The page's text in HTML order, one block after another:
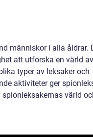
människor i alla åldrar.
att utforska en värld av
typer av leksaker och
aktiviteter ger
värld